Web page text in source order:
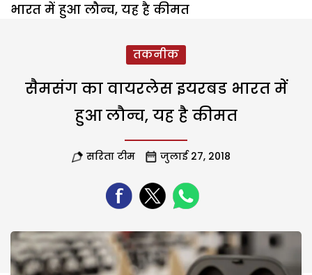
भारत में हुआ लौन्च, यह है कीमत
तकनीक
सैमसंग का वायरलेस इयरबड भारत में
हुआ लौन्च, यह है कीमत
सरिता टीम जुलाई 27, 2018